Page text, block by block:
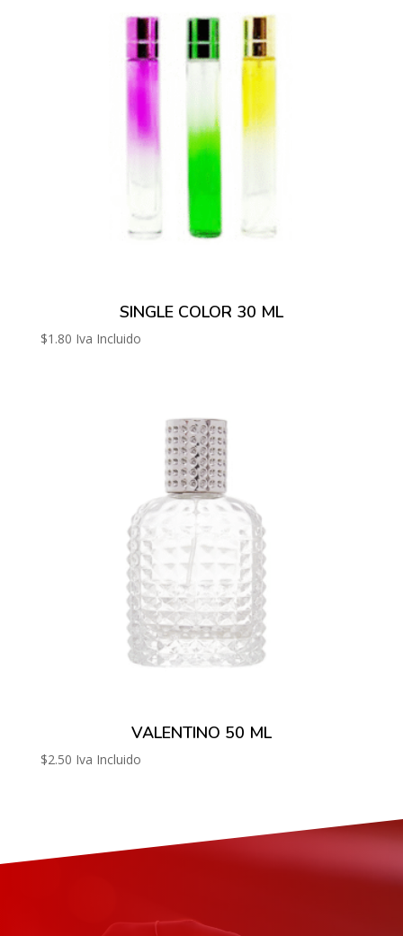
SINGLE COLOR 30 ML
$1.80 Iva Incluido
VALENTINO 50 ML
$2.50 Iva Incluido